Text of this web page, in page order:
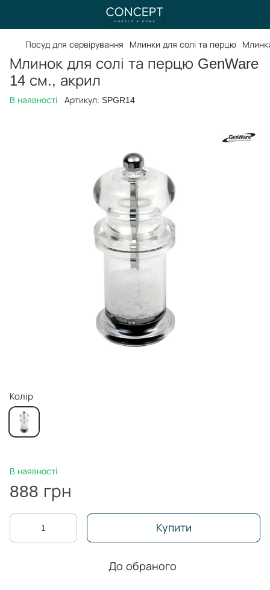
Посуд для сервірування Млинки для солі та перцю
Млинок для солі та перцю GenWare
14 см., акрил
В наявності Артикул: SPGR14
Колір
В наявності
888 грн
Купити
До обраного